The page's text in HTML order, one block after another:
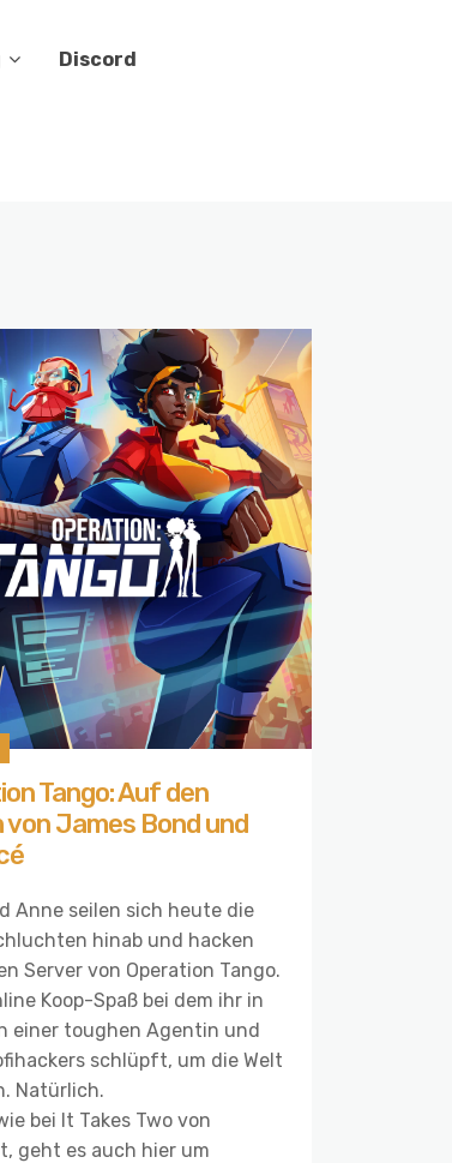
Discord
Tango: Auf den
von James Bond und
Anne seilen sich heute die
hinab und hacken
Server von Operation Tango.
Koop-Spaß bei dem ihr in
einer toughen Agentin und
schlüpft, um die Welt
Natürlich.
bei It Takes Two von
geht es auch hier um